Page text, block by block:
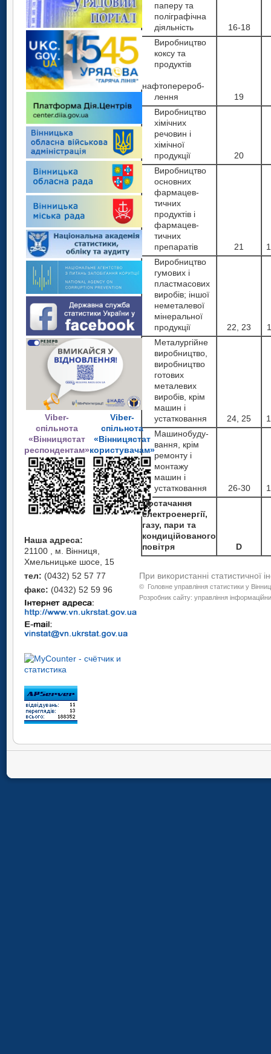
Viber-
спільнота
«Вінницястат
респондентам»
Viber-
спільнота
«Вінницястат
користувачам»
Наша адреса:
21100 , м. Вінниця,
Хмельницьке шосе, 15
тел: (0432) 52 57 77
факс: (0432) 52 59 96
паперу та
поліграфічна
діяльність
16-18
Виробництво
коксу та
продуктів
нафтоперероб-
лення
19
Виробництво
хімічних
речовин і
хімічної
продукції
20
Виробництво
основних
фармацев-
тичних
продуктів і
фармацев-
тичних
препаратів
21
Виробництво
гумових і
пластмасових
виробів; іншої
неметалевої
мінеральної
продукції
22, 23
Металургійне
виробництво,
виробництво
готових
металевих
виробів, крім
машин і
устатковання
24, 25
Машинобуду-
вання, крім
ремонту і
монтажу
машин і
устатковання
26-30
Постачання
електроенергії,
газу, пари та
кондиційованого
повітря
D
При використанні статистичної
© Головне управління статистики у
Розробник сайту: управління